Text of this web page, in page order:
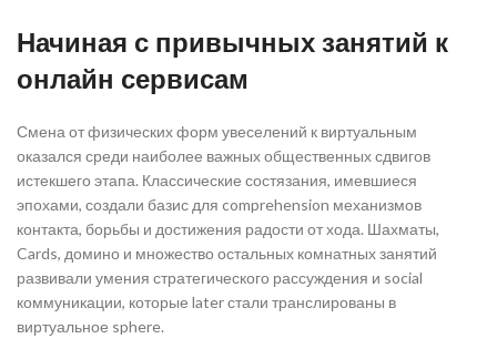
Начиная с привычных занятий к
онлайн сервисам
Смена от физических форм увеселений к виртуальным
оказался среди наиболее важных общественных сдвигов
истекшего этапа. Классические состязания, имевшиеся
эпохами, создали базис для comprehension механизмов
контакта, борьбы и достижения радости от хода. Шахматы,
Cards, домино и множество остальных комнатных занятий
развивали умения стратегического рассуждения и social
коммуникации, которые later стали транслированы в
виртуальное sphere.